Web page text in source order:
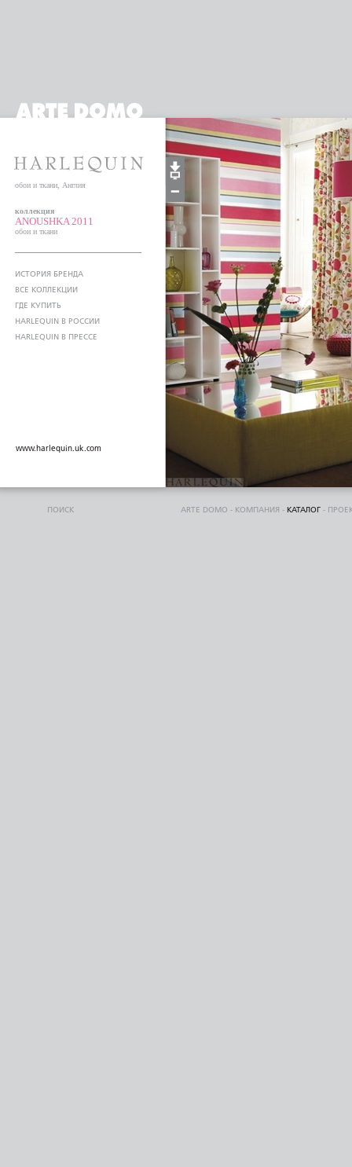
обои и ткани, Англия
коллекция
ANOUSHKA 2011
обои и ткани
ИСТОРИЯ БРЕНДА
ВСЕ КОЛЛЕКЦИИ
ГДЕ КУПИТЬ
HARLEQUIN В РОССИИ
HARLEQUIN В ПРЕССЕ
www.harlequin.uk.com
ПОИСК ARTE DOMO - КОМПАНИЯ - КАТАЛОГ -